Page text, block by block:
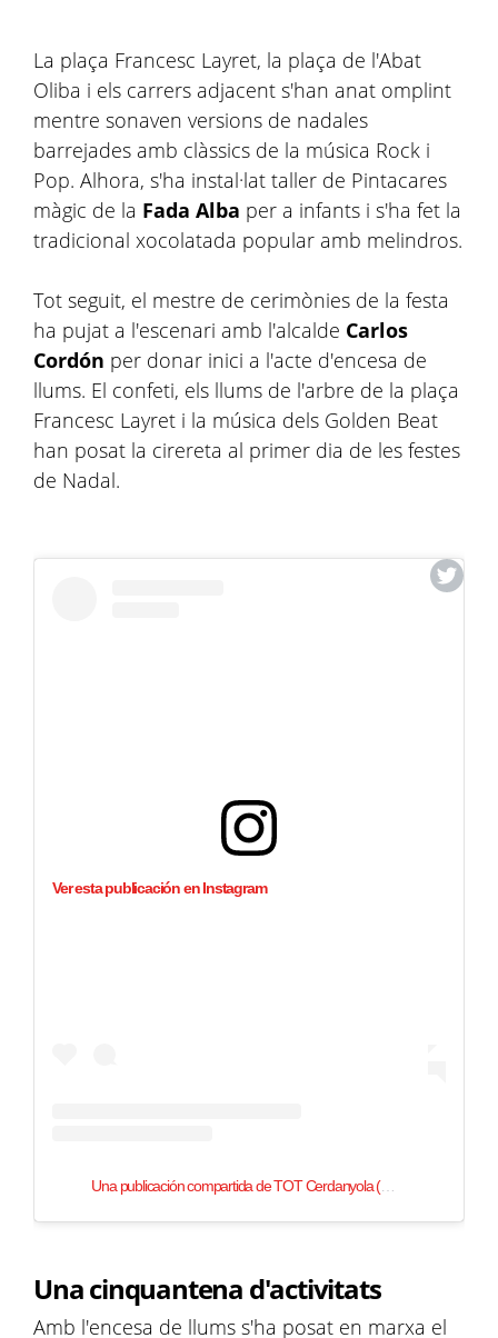
La plaça Francesc Layret, la plaça de l'Abat
Oliba i els carrers adjacent s'han anat omplint
mentre sonaven versions de nadales
barrejades amb clàssics de la música Rock i
Pop. Alhora, s'ha instal·lat taller de Pintacares
màgic de la Fada Alba per a infants i s'ha fet la
tradicional xocolatada popular amb melindros.
Tot seguit, el mestre de cerimònies de la festa
ha pujat a l'escenari amb l'alcalde Carlos
Cordón per donar inici a l'acte d'encesa de
llums. El confeti, els llums de l'arbre de la plaça
Francesc Layret i la música dels Golden Beat
han posat la cirereta al primer dia de les festes
de Nadal.
Ver esta publicación en Instagram
Una publicación compartida de TOT Cerdanyola (@totcerdanyola)
Una cinquantena d'activitats
Amb l'encesa de llums s'ha posat en marxa el